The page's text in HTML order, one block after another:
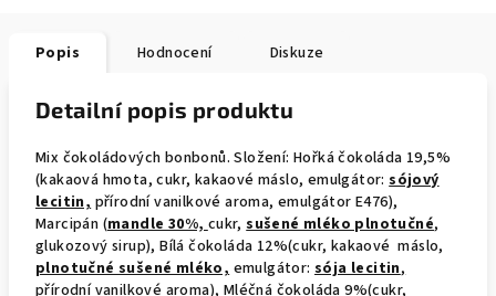
Popis Hodnocení Diskuze
Detailní popis produktu
Mix čokoládových bonbonů. Složení: Hořká čokoláda 19,5%
(kakaová hmota, cukr, kakaové máslo, emulgátor:sójový
lecitin,přírodní vanilkové aroma, emulgátor E476),
Marcipán (mandle 30%,cukr,sušené mléko plnotučné,
glukozový sirup), Bílá čokoláda 12%(cukr, kakaové máslo,
plnotučné sušené mléko,emulgátor:sója lecitin,
přírodní vanilkové aroma), Mléčná čokoláda 9%(cukr,